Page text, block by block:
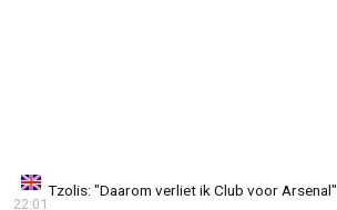
Tzolis: "Daarom verliet ik Club voor Arsenal"
22:01